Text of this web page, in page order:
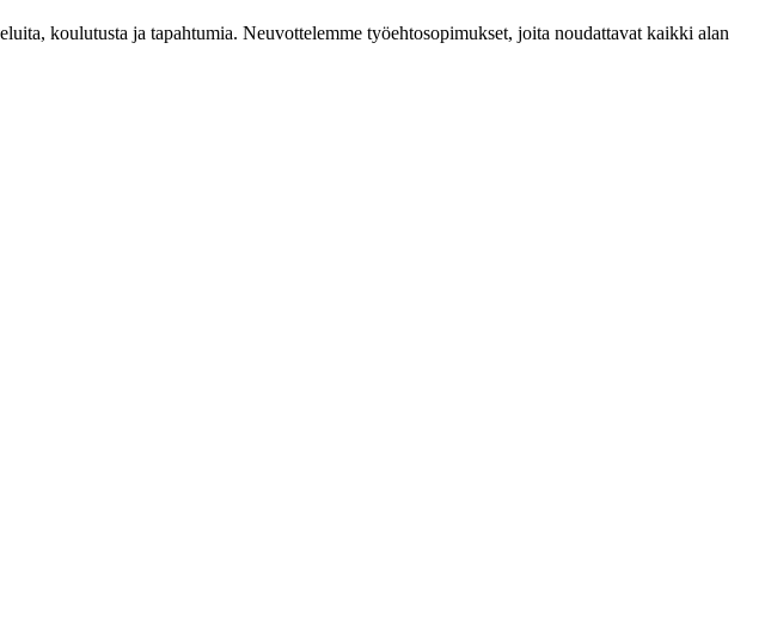
koulutusta ja tapahtumia. Neuvottelemme työehtosopimukset, joita noudattavat kaikki alan